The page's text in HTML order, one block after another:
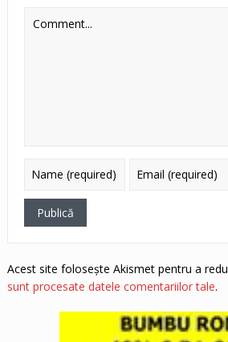
Acest site folosește Akismet pentru a
sunt procesate datele comentariilor tale.